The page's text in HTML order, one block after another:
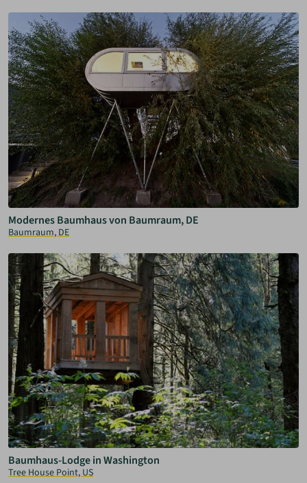
Modernes Baumhaus von Baumraum, DE
Baumraum, DE
Baumhaus-Lodge in Washington
Tree House Point, US